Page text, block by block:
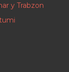
y Trabzon